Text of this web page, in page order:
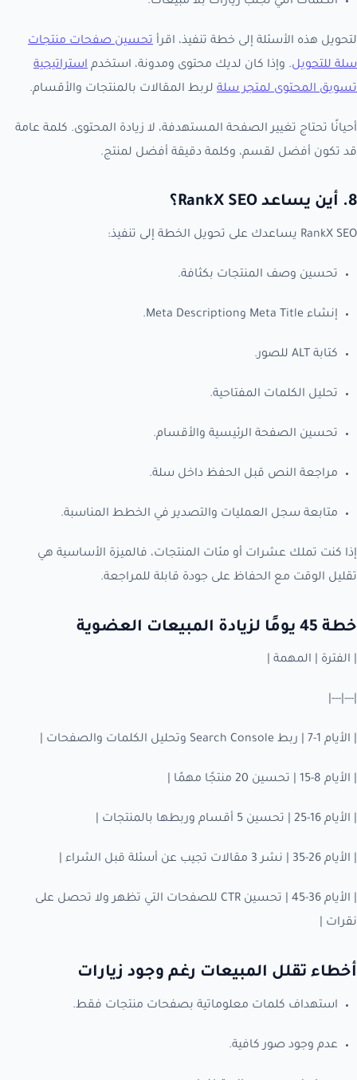
لتحويل هذه الأسئلة إلى خطة تنفيذ، اقرأ تحسين صفحات منتجات
سلة للتحويل. وإذا كان لديك محتوى ومدونة، استخدم استراتيجية
تسويق المحتوى لمتجر سلة لربط المقالات بالمنتجات والأقسام.
أحيانًا تحتاج تغيير الصفحة المستهدفة، لا زيادة المحتوى. كلمة عامة
قد تكون أفضل لقسم، وكلمة دقيقة أفضل لمنتج.
8. أين يساعد RankX SEO؟
RankX SEO يساعدك على تحويل الخطة إلى تنفيذ:
تحسين وصف المنتجات بكثافة.
إنشاء Meta Title وMeta Description.
كتابة ALT للصور.
تحليل الكلمات المفتاحية.
تحسين الصفحة الرئيسية والأقسام.
مراجعة النص قبل الحفظ داخل سلة.
متابعة سجل العمليات والتصدير في الخطط المناسبة.
إذا كنت تملك عشرات أو مئات المنتجات، فالميزة الأساسية هي
تقليل الوقت مع الحفاظ على جودة قابلة للمراجعة.
خطة 45 يومًا لزيادة المبيعات العضوية
| الفترة | المهمة |
|---|---|
| الأيام 1-7 | ربط Search Console وتحليل الكلمات والصفحات |
| الأيام 8-15 | تحسين 20 منتجًا مهمًا |
| الأيام 16-25 | تحسين 5 أقسام وربطها بالمنتجات |
| الأيام 26-35 | نشر 3 مقالات تجيب عن أسئلة قبل الشراء |
| الأيام 36-45 | تحسين CTR للصفحات التي تظهر ولا تحصل على
نقرات |
أخطاء تقلل المبيعات رغم وجود زيارات
استهداف كلمات معلوماتية بصفحات منتجات فقط.
عدم وجود صور كافية.